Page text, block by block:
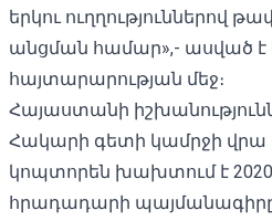
երկու ուղղություններով
անցման համար»,- ասված է
հայտարարության մեջ։
Հայաստանի
Հակարի գետի կամրջի վրա
կոպտորեն խախտում է
հրադադարի պայմանագիրը